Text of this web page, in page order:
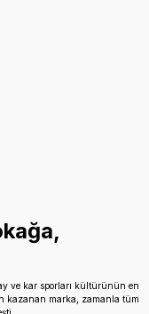
ve kar sporları kültürünün en
kazanan marka, zamanla tüm